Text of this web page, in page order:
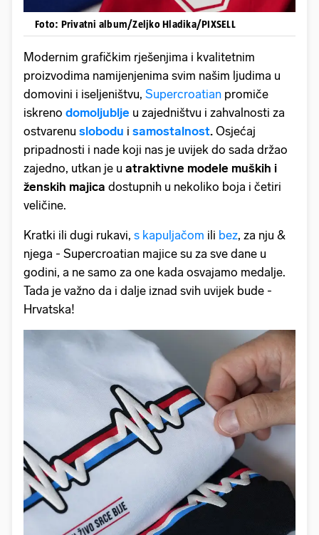
Foto: Privatni album/Zeljko Hladika/PIXSELL
Modernim grafičkim rješenjima i kvalitetnim
proizvodima namijenjenima svim našim ljudima u
domovini i iseljeništvu, Supercroatian promiče
iskreno domoljublje u zajedništvu i zahvalnosti za
ostvarenu slobodu i samostalnost. Osjećaj
pripadnosti i nade koji nas je uvijek do sada držao
zajedno, utkan je u atraktivne modele muških i
ženskih majica dostupnih u nekoliko boja i četiri
veličine.
Kratki ili dugi rukavi, s kapuljačom ili bez, za nju &
njega - Supercroatian majice su za sve dane u
godini, a ne samo za one kada osvajamo medalje.
Tada je važno da i dalje iznad svih uvijek bude -
Hrvatska!